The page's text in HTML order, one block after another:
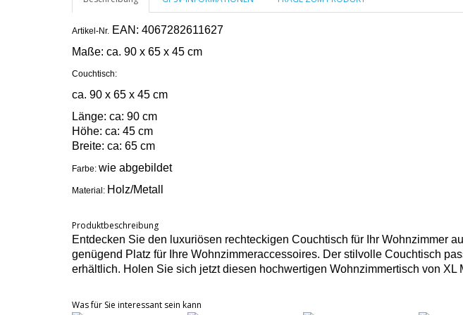
Artikel-Nr. EAN: 4067282611627
Maße: ca. 90 x 65 x 45 cm
Couchtisch:
ca. 90 x 65 x 45 cm
Länge: ca: 90 cm
Höhe: ca: 45 cm
Breite: ca: 65 cm
Farbe: wie abgebildet
Material: Holz/Metall
Produktbeschreibung
Entdecken Sie den luxuriösen rechteckigen Couchtisch für Ihr Wohnzimmer
genügend Platz für Ihre Wohnzimmeraccessoires. Der stilvolle Couchtisch
erhältlich. Holen Sie sich jetzt diesen hochwertigen Wohnzimmertisch von
Was für Sie interessant sein kann